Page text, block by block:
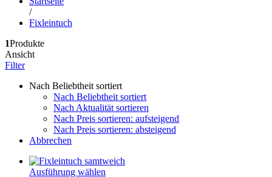
/
Fixleintuch
1Produkte
Ansicht
Filter
Nach Beliebtheit sortiert
Nach Beliebtheit sortiert
Nach Aktualität sortieren
Nach Preis sortieren: aufsteigend
Nach Preis sortieren: absteigend
Abbrechen
Ausführung wählen